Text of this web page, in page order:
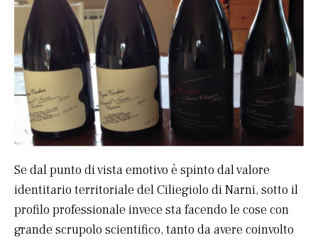
Se dal punto di vista emotivo è spinto dal valore
identitario territoriale del Ciliegiolo di Narni, sotto il
profilo professionale invece sta facendo le cose con
grande scrupolo scientifico, tanto da avere coinvolto